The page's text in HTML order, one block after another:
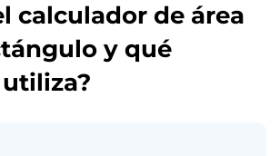
calculador de área
y qué